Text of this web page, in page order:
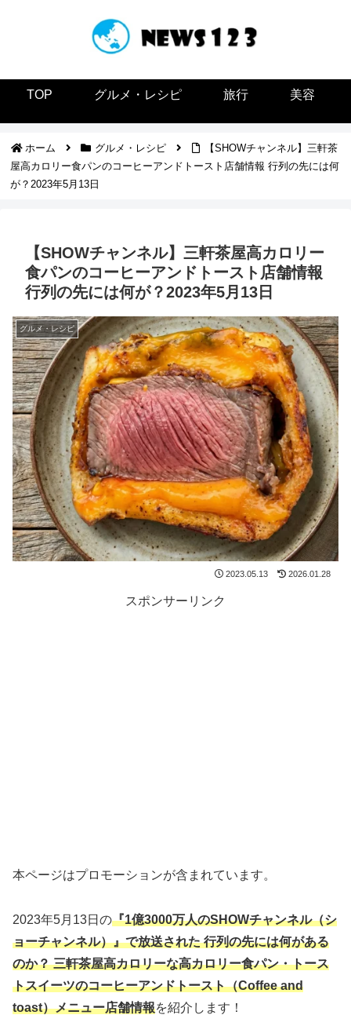
TOP グルメ・レシピ 旅行 美容
ホーム グルメ・レシピ
【SHOWチャンネル】三軒茶
屋高カロリー食パンのコーヒーアンドトースト店舗情報 行列の先には何
が？2023年5月13日
【SHOWチャンネル】三軒茶屋高カロリー
食パンのコーヒーアンドトースト店舗情報
行列の先には何が？2023年5月13日
グルメ・レシピ
2023.05.13 2026.01.28
スポンサーリンク
本ページはプロモーションが含まれています。
2023年5月13日の『1億3000万人のSHOWチャンネル（シ
ョーチャンネル）』で放送された 行列の先には何がある
のか？ 三軒茶屋高カロリーな高カロリー食パン・トース
トスイーツのコーヒーアンドトースト（Coffee and
toast）メニュー店舗情報を紹介します！